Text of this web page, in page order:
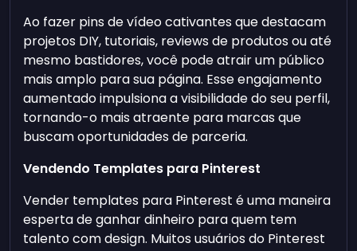
Ao fazer pins de vídeo cativantes que destacam
projetos DIY, tutoriais, reviews de produtos ou até
mesmo bastidores, você pode atrair um público
mais amplo para sua página. Esse engajamento
aumentado impulsiona a visibilidade do seu perfil,
tornando-o mais atraente para marcas que
buscam oportunidades de parceria.
Vendendo Templates para Pinterest
Vender templates para Pinterest é uma maneira
esperta de ganhar dinheiro para quem tem
talento com design. Muitos usuários do Pinterest